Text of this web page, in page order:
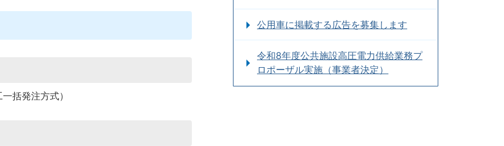
括発注方式）
公用車に掲載する広告を募集します
令和8年度公共施設高圧電力供給業務プ
ロポーザル実施（事業者決定）